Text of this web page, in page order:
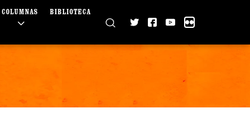
COLUMNAS BIBLIOTECA